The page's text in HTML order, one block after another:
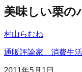
美味しい栗の
村山らむね
通販評論家 消費生
2011年5月1日